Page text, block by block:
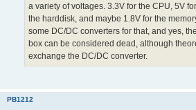
a variety of voltages. 3.3V for the CPU, 5V
the harddisk, and maybe 1.8V for the
some DC/DC converters for that, and yes,
box can be considered dead, although
exchange the DC/DC converter.
PB1212